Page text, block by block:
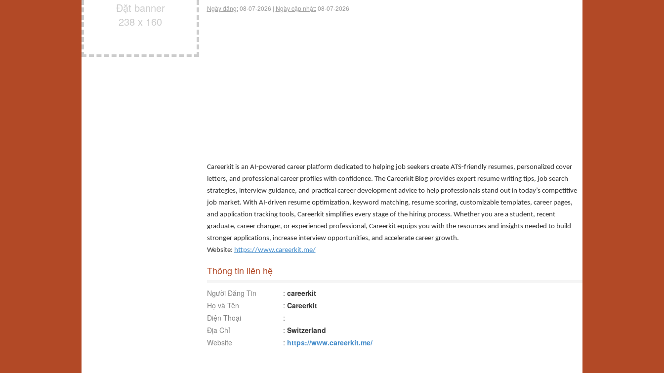
Đặt banner
238 x 160
Ngày đăng:08-07-2026 | Ngày cập nhật:08-07-2026
Careerkit is an AI-powered career platform dedicated to helping job seekers create ATS-friendly resumes, personalized cover
letters, and professional career profiles with confidence. The Careerkit Blog provides expert resume writing tips, job search
strategies, interview guidance, and practical career development advice to help professionals stand out in today’s competitive
job market. With AI-driven resume optimization, keyword matching, resume scoring, customizable templates, career pages,
and application tracking tools, Careerkit simplifies every stage of the hiring process. Whether you are a student, recent
graduate, career changer, or experienced professional, Careerkit equips you with the resources and insights needed to build
stronger applications, increase interview opportunities, and accelerate career growth.
Website: https://www.careerkit.me/
Thông tin liên hệ
Người Đăng Tin : careerkit
Họ và Tên
: Careerkit
Điện Thoại
:
Địa Chỉ
: Switzerland
Website
: https://www.careerkit.me/